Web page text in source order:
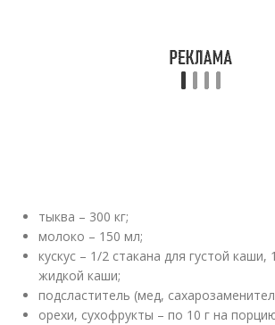
тыква – 300 кг;
молоко – 150 мл;
кускус – 1/2 стакана для густой каши,
жидкой каши;
подсластитель (мед,
орехи, сухофрукты – по 10 г на